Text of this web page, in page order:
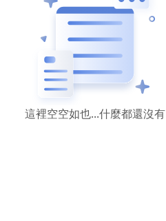
這裡空空如也...什麼都還沒有